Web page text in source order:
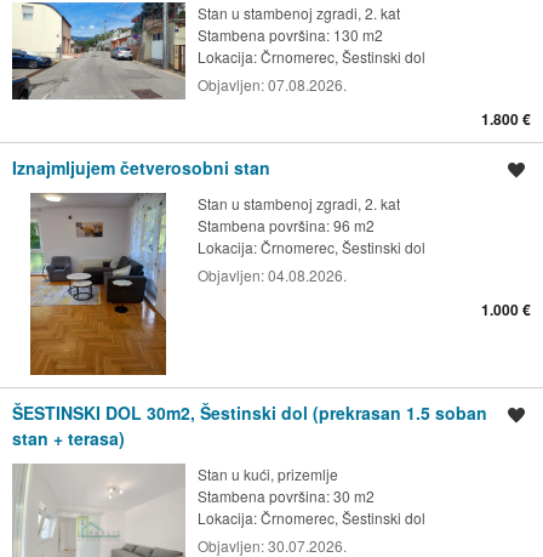
Stan u stambenoj zgradi, 2. kat
Stambena površina: 130 m2
Lokacija:Črnomerec, Šestinski dol
Objavljen:07.08.2026.
1.800 €
Iznajmljujem četverosobni stan
Stan u stambenoj zgradi, 2. kat
Stambena površina: 96 m2
Lokacija:Črnomerec, Šestinski dol
Objavljen:04.08.2026.
1.000 €
ŠESTINSKI DOL 30m2, Šestinski dol (prekrasan 1.5 soban
stan + terasa)
Stan u kući, prizemlje
Stambena površina: 30 m2
Lokacija:Črnomerec, Šestinski dol
Objavljen:30.07.2026.